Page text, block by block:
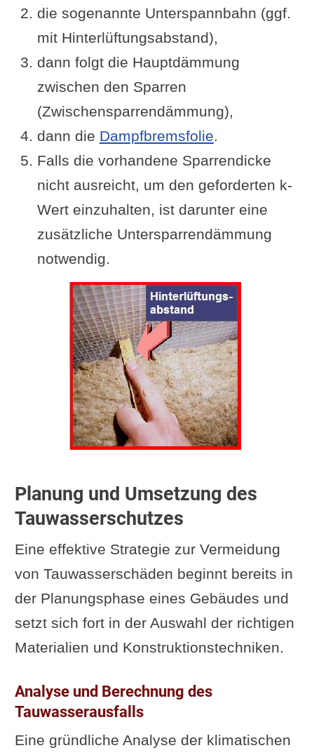
die sogenannte Unterspannbahn (ggf.
mit Hinterlüftungsabstand),
dann folgt die Hauptdämmung
zwischen den Sparren
(Zwischensparrendämmung),
dann die Dampfbremsfolie
Falls die vorhandene Sparrendicke
nicht ausreicht, um den geforderten k-
Wert einzuhalten, ist darunter eine
zusätzliche Untersparrendämmung
notwendig.
Planung und Umsetzung des
Tauwasserschutzes
Eine effektive Strategie zur Vermeidung
von Tauwasserschäden beginnt bereits in
der Planungsphase eines Gebäudes und
setzt sich fort in der Auswahl der richtigen
Materialien und Konstruktionstechniken.
Analyse und Berechnung des
Tauwasserausfalls
Eine gründliche Analyse der klimatischen